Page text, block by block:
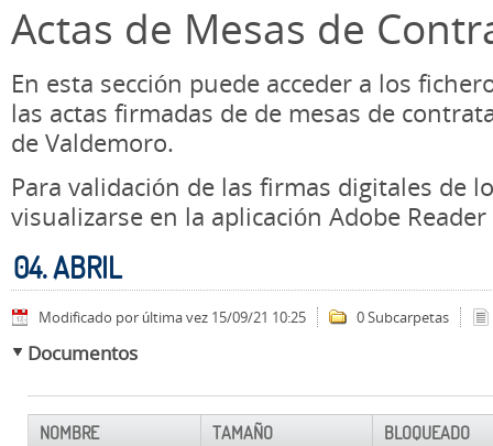
Actas de Mesas de
En esta sección puede acceder a los
las actas firmadas de de mesas de
de Valdemoro.
Para validación de las firmas digitales de
visualizarse en la aplicación Adobe Reader
04. ABRIL
Modificado por última vez 15/09/21 10:25 0 Subcarpetas
Documentos
NOMBRE TAMAÑO BLOQUEADO